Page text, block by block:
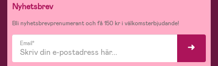
Nyhetsbrev
Bli nyhetsbrevprenumerant och få 150 kr i välkomsterbjudande!
Email*